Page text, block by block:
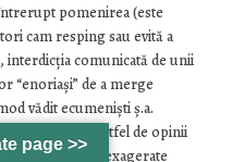
pomenirea (este
cam resping sau evită a
comunicată de unii
“enoriași” de a merge
vădit ecumeniști ș.a.
dintre cei cu astfel de opinii
greșite sau exagerate
page >>